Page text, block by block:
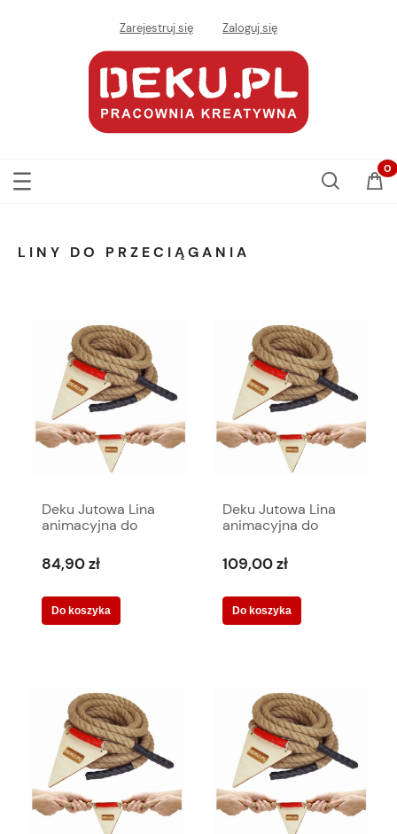
Zarejestruj się Zaloguj się
LINY DO PRZECIĄGANIA
Deku Jutowa Lina
animacyjna do
metrów
84,90 zł
Do koszyka
Deku Jutowa Lina
animacyjna do
metrów
109,00 zł
Do koszyka